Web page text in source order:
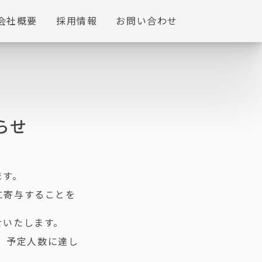
社概要 採用情報 お問い合わせ
せ
。
与することを
たします。
定人数に達し